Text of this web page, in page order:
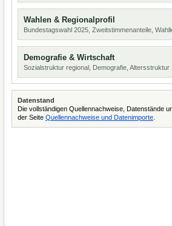
Wahlen & Regionalprofil
Bundestagswahl 2025, Zweitstimmenanteile,
Demografie & Wirtschaft
Sozialstruktur regional, Demografie, Altersstruktur
Datenstand
Die vollständigen Quellennachweise, Datenstände
der Seite Quellennachweise und Datenimporte